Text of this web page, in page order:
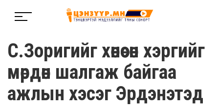
С.Зоригийг хөнөөсөн хэргийг
мөрдөн шалгаж байгаа
ажлын хэсэг Эрдэнэтэд